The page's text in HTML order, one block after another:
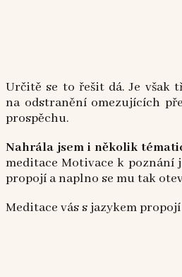
Určitě se to řešit dá. Je však
na odstranění omezujících
prospěchu.
Nahrála jsem i několik
meditace Motivace k poznání
propojí a naplno se mu tak
Meditace vás s jazykem